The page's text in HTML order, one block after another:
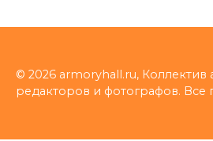
© 2026 armoryhall.ru, Коллектив
редакторов и фотографов.